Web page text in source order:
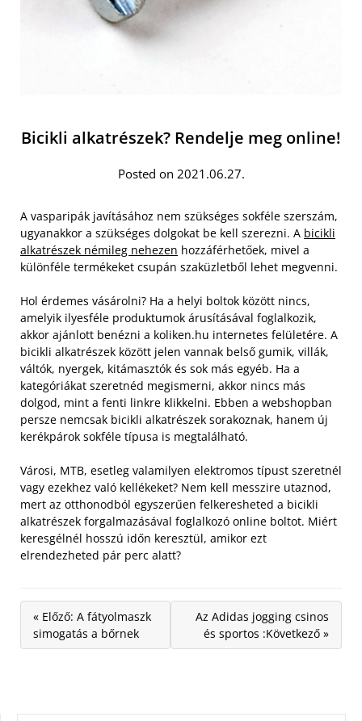
Bicikli alkatrészek? Rendelje meg online!
Posted on 2021.06.27.
A vasparipák javításához nem szükséges sokféle szerszám,
ugyanakkor a szükséges dolgokat be kell szerezni. A bicikli
alkatrészek némileg nehezen hozzáférhetőek, mivel a
különféle termékeket csupán szaküzletből lehet megvenni.
Hol érdemes vásárolni? Ha a helyi boltok között nincs,
amelyik ilyesféle produktumok árusításával foglalkozik,
akkor ajánlott benézni a koliken.hu internetes felületére. A
bicikli alkatrészek között jelen vannak belső gumik, villák,
váltók, nyergek, kitámasztók és sok más egyéb. Ha a
kategóriákat szeretnéd megismerni, akkor nincs más
dolgod, mint a fenti linkre klikkelni. Ebben a webshopban
persze nemcsak bicikli alkatrészek sorakoznak, hanem új
kerékpárok sokféle típusa is megtalálható.
Városi, MTB, esetleg valamilyen elektromos típust szeretnél
vagy ezekhez való kellékeket? Nem kell messzire utaznod,
mert az otthonodból egyszerűen felkeresheted a bicikli
alkatrészek forgalmazásával foglalkozó online boltot. Miért
keresgélnél hosszú időn keresztül, amikor ezt
elrendezheted pár perc alatt?
« Előző: A fátyolmaszk
simogatás a bőrnek
Az Adidas jogging csinos
és sportos :Következő »